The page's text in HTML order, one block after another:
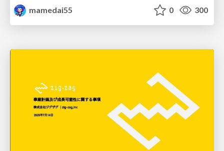
mamedai55
0 300